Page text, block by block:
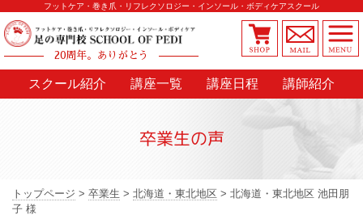
フットケア・巻き爪・リフレクソロジー・インソール・ボディケアスクール
20周年。ありがとう
スクール紹介 講座一覧 講座日程 講師紹介
卒業生の声
トップページ > 卒業生 > 北海道・東北地区 > 北海道・東北地区 池田朋
子 様